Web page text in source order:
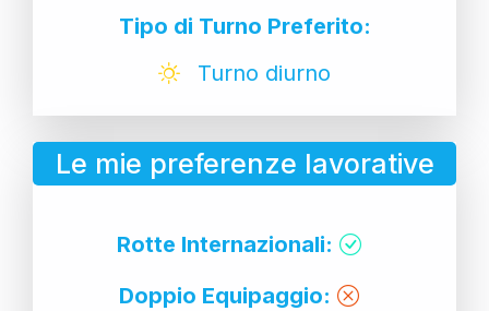
Tipo di Turno Preferito:
Turno diurno
Le mie preferenze lavorative
Rotte Internazionali:
Doppio Equipaggio: